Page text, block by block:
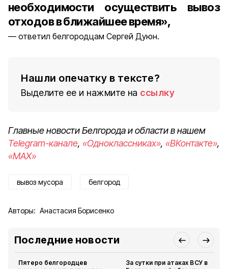
необходимости осуществить вывоз
отходов в ближайшее время»,
ответил белгородцам Сергей Дуюн.
Нашли опечатку в тексте?
Выделите ее и нажмите на ссылку
Главные новости Белгорода и области в нашем
Telegram-канале, «Одноклассниках», «ВКонтакте»,
«MAX»
вывоз мусора белгород
Авторы: Анастасия Борисенко
Последние новости
Пятеро белгородцев
За сутки при атаках ВСУ в